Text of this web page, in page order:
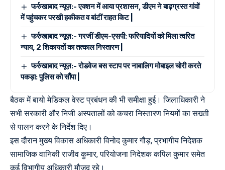
फर्रुखाबाद न्यूज़:- एक्शन में आया प्रशासन, डीएम ने बाढ़ग्रस्त गांवों
में पहुंचकर परखी हकीकत व बांटीं राहत किट |
फर्रुखाबाद न्यूज़:- गरजीं डीएम-एसपी: फरियादियों को मिला त्वरित
न्याय, 2 शिकायतों का तत्काल निस्तारण |
फर्रुखाबाद न्यूज़:- रोडवेज बस स्टाप पर नाबालिग मोबाइल चोरी करते
पकड़ा: पुलिस को सौंपा |
बैठक में बायो मेडिकल वेस्ट प्रबंधन की भी समीक्षा हुई। जिलाधिकारी ने
सभी सरकारी और निजी अस्पतालों को कचरा निस्तारण नियमों का सख्ती
से पालन करने के निर्देश दिए।
इस दौरान मुख्य विकास अधिकारी विनोद कुमार गौड़, प्रभागीय निदेशक
सामाजिक वानिकी राजीव कुमार, परियोजना निदेशक कपिल कुमार समेत
कई विभागीय अधिकारी मौजूद रहे।